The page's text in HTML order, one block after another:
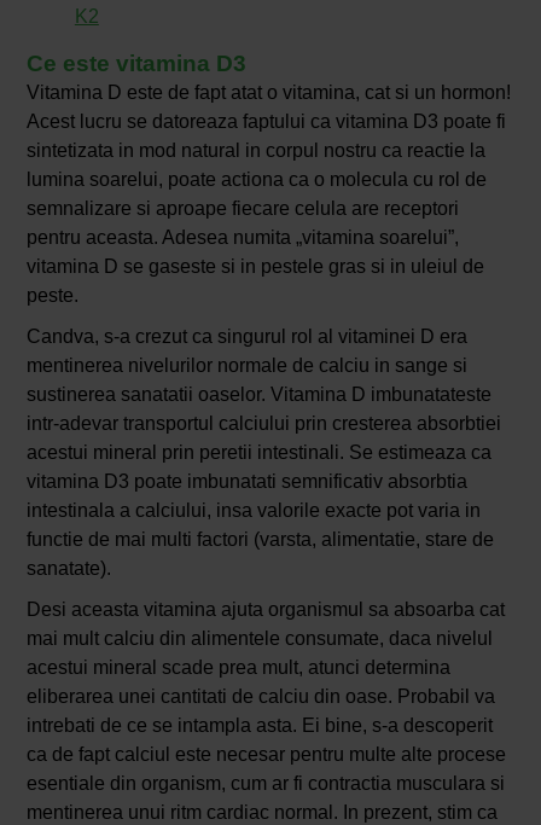
K2
Ce este vitamina D3
Vitamina D este de fapt atat o vitamina, cat si un hormon!
Acest lucru se datoreaza faptului ca vitamina D3 poate fi
sintetizata in mod natural in corpul nostru ca reactie la
lumina soarelui, poate actiona ca o molecula cu rol de
semnalizare si aproape fiecare celula are receptori
pentru aceasta. Adesea numita „vitamina soarelui”,
vitamina D se gaseste si in pestele gras si in uleiul de
peste.
Candva, s-a crezut ca singurul rol al vitaminei D era
mentinerea nivelurilor normale de calciu in sange si
sustinerea sanatatii oaselor. Vitamina D imbunatateste
intr-adevar transportul calciului prin cresterea absorbtiei
acestui mineral prin peretii intestinali. Se estimeaza ca
vitamina D3 poate imbunatati semnificativ absorbtia
intestinala a calciului, insa valorile exacte pot varia in
functie de mai multi factori (varsta, alimentatie, stare de
sanatate).
Desi aceasta vitamina ajuta organismul sa absoarba cat
mai mult calciu din alimentele consumate, daca nivelul
acestui mineral scade prea mult, atunci determina
eliberarea unei cantitati de calciu din oase. Probabil va
intrebati de ce se intampla asta. Ei bine, s-a descoperit
ca de fapt calciul este necesar pentru multe alte procese
esentiale din organism, cum ar fi contractia musculara si
mentinerea unui ritm cardiac normal. In prezent, stim ca